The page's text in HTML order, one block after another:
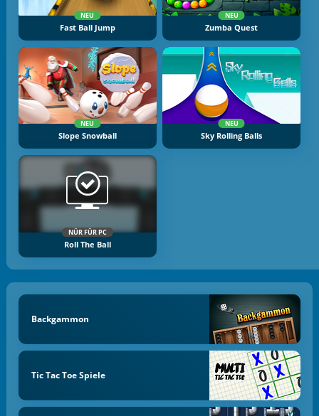
NEU
Fast Ball Jump
NEU
Zumba Quest
NEU
Slope Snowball
NEU
Sky Rolling Balls
NÜR FÜR PC
Roll The Ball
Backgammon
Tic Tac Toe Spiele